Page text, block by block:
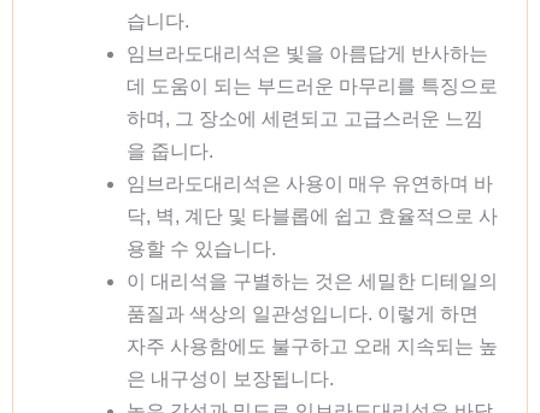
습니다.
임브라도대리석은 빛을 아름답게 반사하는
데 도움이 되는 부드러운 마무리를 특징으로
하며, 그 장소에 세련되고 고급스러운 느낌
을 줍니다.
임브라도대리석은 사용이 매우 유연하며 바
닥, 벽, 계단 및 타블롭에 쉽고 효율적으로 사
용할 수 있습니다.
이 대리석을 구별하는 것은 세밀한 디테일의
품질과 색상의 일관성입니다. 이렇게 하면
자주 사용함에도 불구하고 오래 지속되는 높
은 내구성이 보장됩니다.